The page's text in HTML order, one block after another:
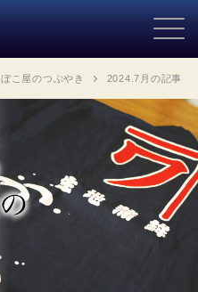
こ屋のつぶやき 2024.7月 の記事